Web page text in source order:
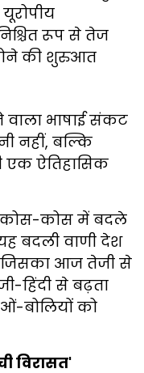
रूप से तेज
की शुरुआत
भाषाई संकट
नहीं, बल्कि
एक ऐतिहासिक
कोस में बदले
बदली वाणी देश
जिसका आज तेजी से
हिंदी से बढ़ता
बोलियों को
विरासत'